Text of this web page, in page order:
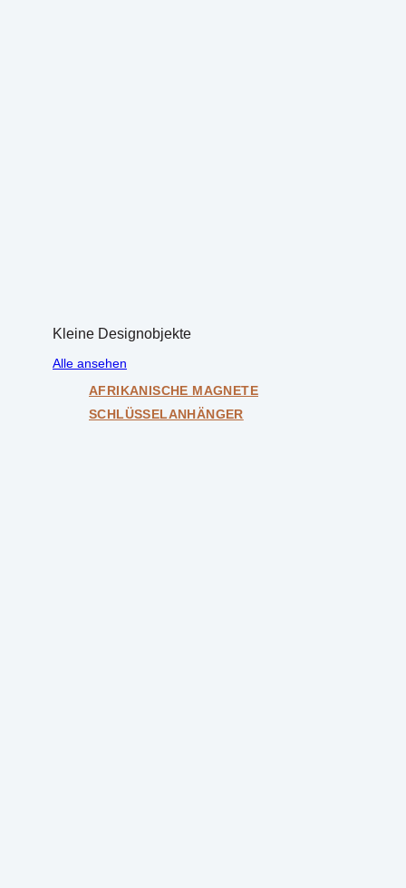
Kleine Designobjekte
Alle ansehen
AFRIKANISCHE MAGNETE
SCHLÜSSELANHÄNGER